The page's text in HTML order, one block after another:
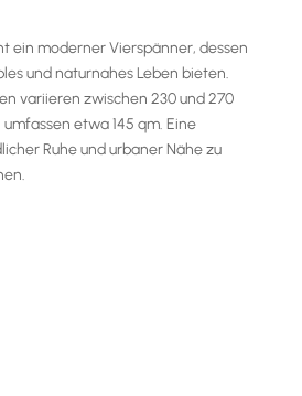
ein moderner Vierspänner, dessen
und naturnahes Leben bieten.
variieren zwischen 230 und 270
etwa 145 qm. Eine
Ruhe und urbaner Nähe zu